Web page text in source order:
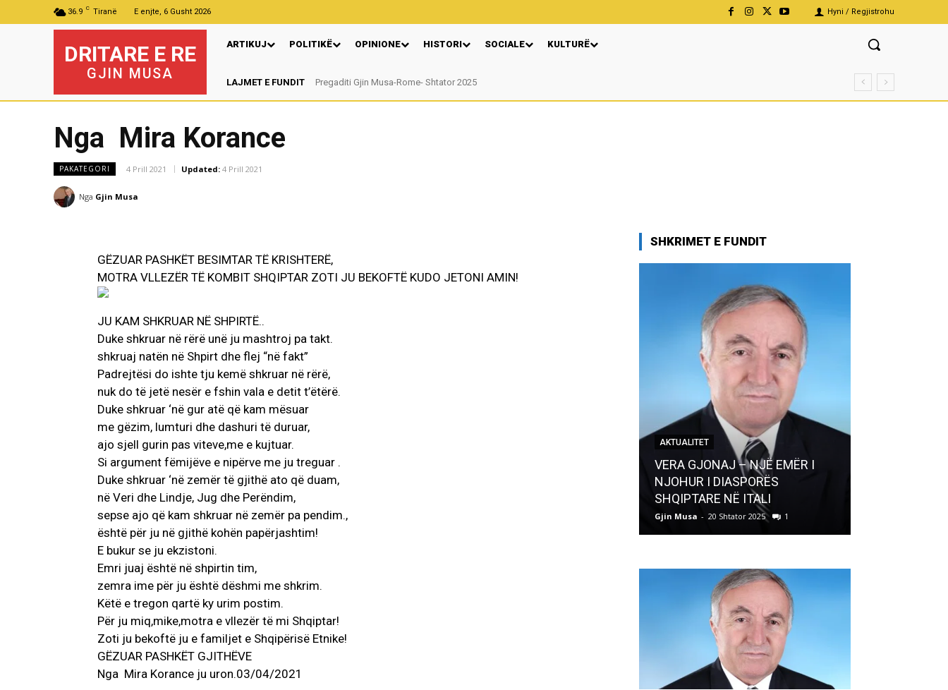
36.9 C Tiranë E enjte, 6 Gusht 2026 Hyni / Regjistrohu
DRITARE E RE
GJIN MUSA
ARTIKUJ POLITIKË OPINIONE HISTORI SOCIALE KULTURË
LAJMET E FUNDIT Pregaditi Gjin Musa-Rome- Shtator 2025
Nga: Ndue Dedaj
Nga Mira Korance
PAKATEGORI 4 Prill 2021 Updated: 4 Prill 2021
Nga Gjin Musa
GËZUAR PASHKËT BESIMTAR TË KRISHTERË,
MOTRA VLLEZËR TË KOMBIT SHQIPTAR ZOTI JU BEKOFTË KUDO JETONI AMIN!
JU KAM SHKRUAR NË SHPIRTË..
Duke shkruar në rërë unë ju mashtroj pa takt.
shkruaj natën në Shpirt dhe flej “në fakt”
Padrejtësi do ishte tju kemë shkruar në rërë,
nuk do të jetë nesër e fshin vala e detit t’ëtërë.
Duke shkruar ‘në gur atë që kam mësuar
me gëzim, lumturi dhe dashuri të duruar,
ajo sjell gurin pas viteve,me e kujtuar.
Si argument fëmijëve e nipërve me ju treguar .
Duke shkruar ‘në zemër të gjithë ato që duam,
në Veri dhe Lindje, Jug dhe Perëndim,
sepse ajo që kam shkruar në zemër pa pendim.,
është për ju në gjithë kohën papërjashtim!
E bukur se ju ekzistoni.
Emri juaj është në shpirtin tim,
zemra ime për ju është dëshmi me shkrim.
Këtë e tregon qartë ky urim postim.
Për ju miq,mike,motra e vllezër të mi Shqiptar!
Zoti ju bekoftë ju e familjet e Shqipërisë Etnike!
GËZUAR PASHKËT GJITHËVE
Nga Mira Korance ju uron.03/04/2021
SHKRIMET E FUNDIT
AKTUALITET
VERA GJONAJ – NJË EMËR I
NJOHUR I DIASPORËS
SHQIPTARE NË ITALI
Gjin Musa - 20 Shtator 2025 1